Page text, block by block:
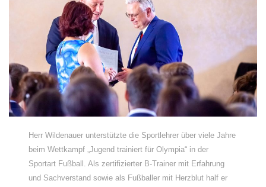
Herr Wildenauer unterstützte die Sportlehrer über viele Jahre
beim Wettkampf „Jugend trainiert für Olympia“ in der
Sportart Fußball. Als zertifizierter B-Trainer mit Erfahrung
und Sachverstand sowie als Fußballer mit Herzblut half er